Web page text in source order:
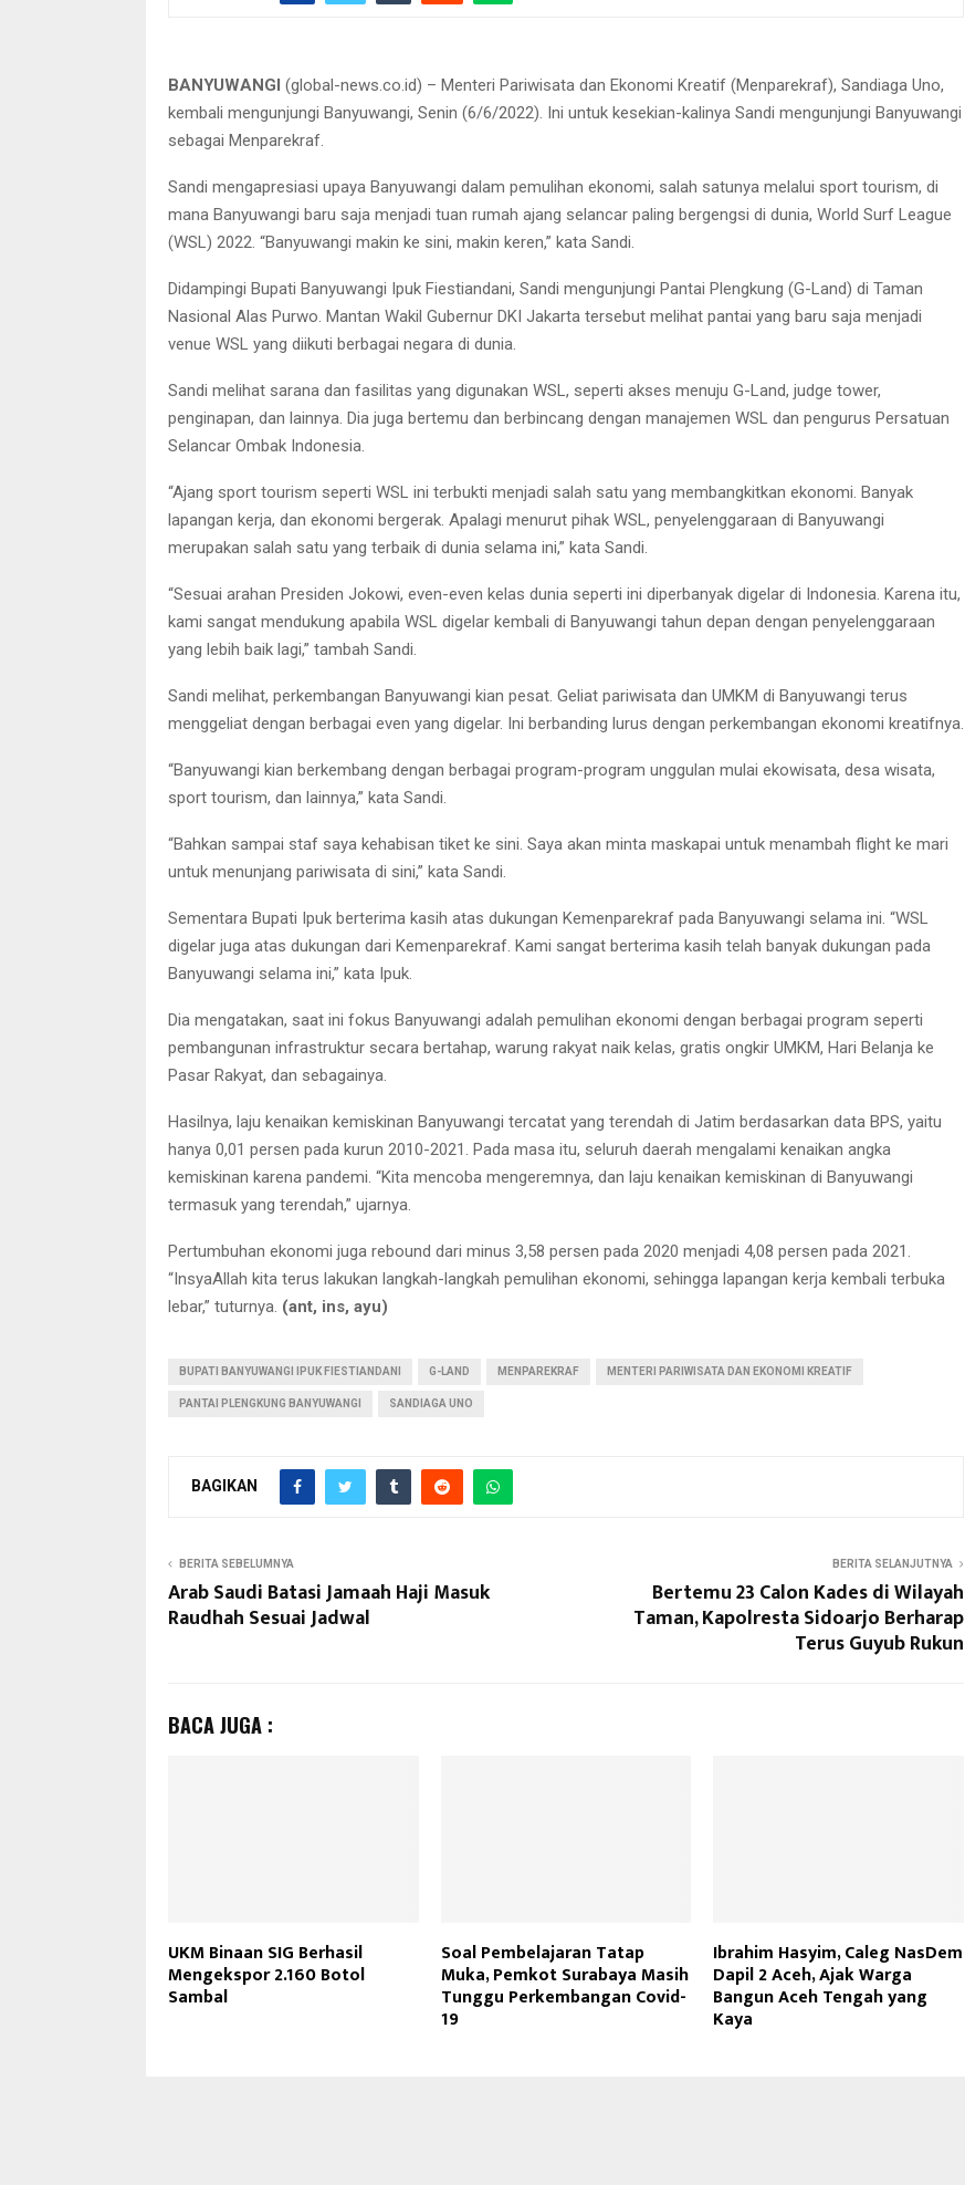
BANYUWANGI (global-news.co.id) – Menteri Pariwisata dan Ekonomi Kreatif (Menparekraf), Sandiaga Uno,
kembali mengunjungi Banyuwangi, Senin (6/6/2022). Ini untuk kesekian-kalinya Sandi mengunjungi Banyuwangi
sebagai Menparekraf.
Sandi mengapresiasi upaya Banyuwangi dalam pemulihan ekonomi, salah satunya melalui sport tourism, di
mana Banyuwangi baru saja menjadi tuan rumah ajang selancar paling bergengsi di dunia, World Surf League
(WSL) 2022. “Banyuwangi makin ke sini, makin keren,” kata Sandi.
Didampingi Bupati Banyuwangi Ipuk Fiestiandani, Sandi mengunjungi Pantai Plengkung (G-Land) di Taman
Nasional Alas Purwo. Mantan Wakil Gubernur DKI Jakarta tersebut melihat pantai yang baru saja menjadi
venue WSL yang diikuti berbagai negara di dunia.
Sandi melihat sarana dan fasilitas yang digunakan WSL, seperti akses menuju G-Land, judge tower,
penginapan, dan lainnya. Dia juga bertemu dan berbincang dengan manajemen WSL dan pengurus Persatuan
Selancar Ombak Indonesia.
“Ajang sport tourism seperti WSL ini terbukti menjadi salah satu yang membangkitkan ekonomi. Banyak
lapangan kerja, dan ekonomi bergerak. Apalagi menurut pihak WSL, penyelenggaraan di Banyuwangi
merupakan salah satu yang terbaik di dunia selama ini,” kata Sandi.
“Sesuai arahan Presiden Jokowi, even-even kelas dunia seperti ini diperbanyak digelar di Indonesia. Karena itu,
kami sangat mendukung apabila WSL digelar kembali di Banyuwangi tahun depan dengan penyelenggaraan
yang lebih baik lagi,” tambah Sandi.
Sandi melihat, perkembangan Banyuwangi kian pesat. Geliat pariwisata dan UMKM di Banyuwangi terus
menggeliat dengan berbagai even yang digelar. Ini berbanding lurus dengan perkembangan ekonomi kreatifnya.
“Banyuwangi kian berkembang dengan berbagai program-program unggulan mulai ekowisata, desa wisata,
sport tourism, dan lainnya,” kata Sandi.
“Bahkan sampai staf saya kehabisan tiket ke sini. Saya akan minta maskapai untuk menambah flight ke mari
untuk menunjang pariwisata di sini,” kata Sandi.
Sementara Bupati Ipuk berterima kasih atas dukungan Kemenparekraf pada Banyuwangi selama ini. “WSL
digelar juga atas dukungan dari Kemenparekraf. Kami sangat berterima kasih telah banyak dukungan pada
Banyuwangi selama ini,” kata Ipuk.
Dia mengatakan, saat ini fokus Banyuwangi adalah pemulihan ekonomi dengan berbagai program seperti
pembangunan infrastruktur secara bertahap, warung rakyat naik kelas, gratis ongkir UMKM, Hari Belanja ke
Pasar Rakyat, dan sebagainya.
Hasilnya, laju kenaikan kemiskinan Banyuwangi tercatat yang terendah di Jatim berdasarkan data BPS, yaitu
hanya 0,01 persen pada kurun 2010-2021. Pada masa itu, seluruh daerah mengalami kenaikan angka
kemiskinan karena pandemi. “Kita mencoba mengeremnya, dan laju kenaikan kemiskinan di Banyuwangi
termasuk yang terendah,” ujarnya.
Pertumbuhan ekonomi juga rebound dari minus 3,58 persen pada 2020 menjadi 4,08 persen pada 2021.
“InsyaAllah kita terus lakukan langkah-langkah pemulihan ekonomi, sehingga lapangan kerja kembali terbuka
lebar,” tuturnya. (ant, ins, ayu)
BUPATI BANYUWANGI IPUK FIESTIANDANI G-LAND MENPAREKRAF MENTERI PARIWISATA DAN EKONOMI KREATIF
PANTAI PLENGKUNG BANYUWANGI SANDIAGA UNO
BAGIKAN
BERITA SEBELUMNYA
Arab Saudi Batasi Jamaah Haji Masuk
Raudhah Sesuai Jadwal
BERITA SELANJUTNYA
Bertemu 23 Calon Kades di Wilayah
Taman, Kapolresta Sidoarjo Berharap
Terus Guyub Rukun
BACA JUGA :
UKM Binaan SIG Berhasil
Mengekspor 2.160 Botol
Sambal
Soal Pembelajaran Tatap
Muka, Pemkot Surabaya Masih
Tunggu Perkembangan Covid-
19
Ibrahim Hasyim, Caleg NasDem
Dapil 2 Aceh, Ajak Warga
Bangun Aceh Tengah yang
Kaya